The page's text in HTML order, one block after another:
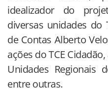
idealizador do
diversas unidades do
de Contas Alberto
ações do TCE
Unidades Regionais
entre outras.